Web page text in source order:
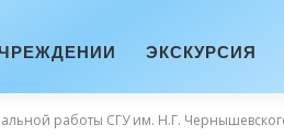
ЭКСКУРСИЯ
работы СГУ им. Н.Г.